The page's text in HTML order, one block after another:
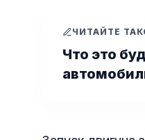
ЧИТАЙТЕ
Что это